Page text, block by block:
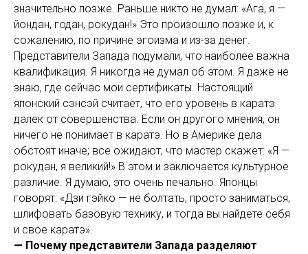
значительно позже. Раньше никто не думал: «Ага, я —
йондан, годан, рокудан!» Это произошло позже и, к
сожалению, по причине эгоизма и из-за денег.
Представители Запада подумали, что наиболее важна
квалификация. Я никогда не думал об этом. Я даже не
знаю, где сейчас мои сертификаты. Настоящий
японский сэнсэй считает, что его уровень в каратэ
далек от совершенства. Если он другого мнения, он
ничего не понимает в каратэ. Но в Америке дела
обстоят иначе; все ожидают, что мастер скажет: «Я —
рокудан, я великий!» В этом и заключается культурное
различие. Я думаю, это очень печально. Японцы
говорят: «Дзи гэйко — не болтать, просто заниматься,
шлифовать базовую технику, и тогда вы найдете себя
и свое каратэ».
— Почему представители Запада разделяют